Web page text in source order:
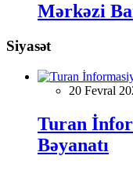
Mərkəzi
Siyasət
20 Fevral
Turan
Bəyanatı